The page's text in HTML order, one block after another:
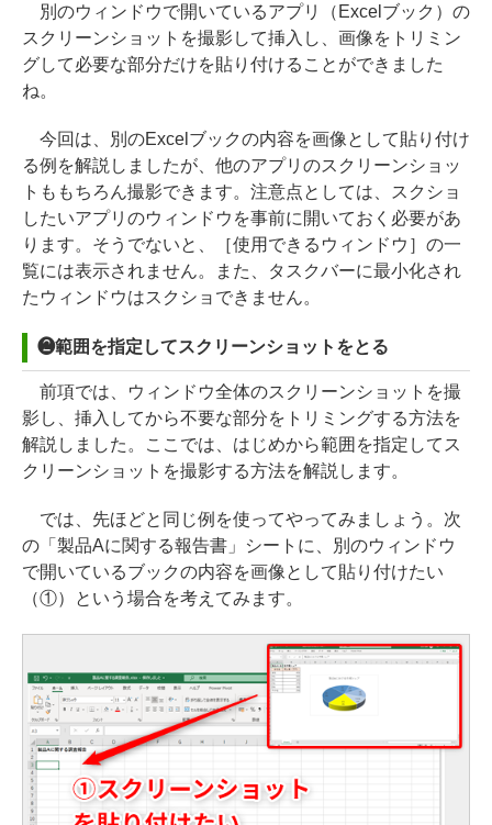
別のウィンドウで開いているアプリ（Excelブック）の
スクリーンショットを撮影して挿入し、画像をトリミン
グして必要な部分だけを貼り付けることができました
ね。
今回は、別のExcelブックの内容を画像として貼り付け
る例を解説しましたが、他のアプリのスクリーンショッ
トももちろん撮影できます。注意点としては、スクショ
したいアプリのウィンドウを事前に開いておく必要があ
ります。そうでないと、［使用できるウィンドウ］の一
覧には表示されません。また、タスクバーに最小化され
たウィンドウはスクショできません。
❷範囲を指定してスクリーンショットをとる
前項では、ウィンドウ全体のスクリーンショットを撮
影し、挿入してから不要な部分をトリミングする方法を
解説しました。ここでは、はじめから範囲を指定してス
クリーンショットを撮影する方法を解説します。
では、先ほどと同じ例を使ってやってみましょう。次
の「製品Aに関する報告書」シートに、別のウィンドウ
で開いているブックの内容を画像として貼り付けたい
（①）という場合を考えてみます。